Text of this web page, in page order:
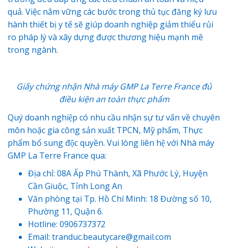
quả. Việc nắm vững các bước trong thủ tục đăng ký lưu
hành thiết bị y tế sẽ giúp doanh nghiệp giảm thiểu rủi
ro pháp lý và xây dựng được thương hiệu mạnh mẽ
trong ngành.
Giấy chứng nhận Nhà máy GMP La Terre Franceđủ
điều kiện an toàn thực phẩm
Quý doanh nghiệp có nhu cầu nhận sự tư vấn về chuyên
môn hoặc gia công sản xuất TPCN, Mỹ phẩm, Thực
phẩm bổ sung độc quyền. Vui lòng liên hệ với Nhà máy
GMP La Terre France qua:
Địa chỉ: 08A Ấp Phú Thành, Xã Phước Lý, Huyện
Cần Giuộc, Tỉnh Long An
Văn phòng tại Tp. Hồ Chí Minh: 18 Đường số 10,
Phường 11, Quận 6.
Hotline: 0906737372
Email: tranduc.beautycare@gmail.com